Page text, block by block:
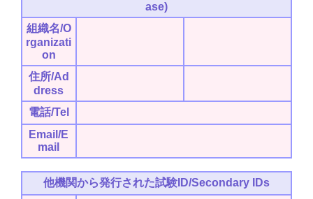
ase)
組織名/O
rganizati
on
住所/Ad
dress
電話/Tel
Email/E
mail
他機関から発行された試験ID/Secondary IDs